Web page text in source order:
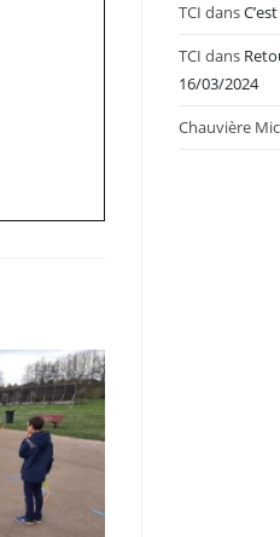
TCI dans
TCI dans
16/03/2024
Chauvière